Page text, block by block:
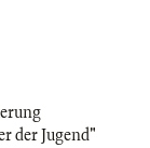
der Jugend"